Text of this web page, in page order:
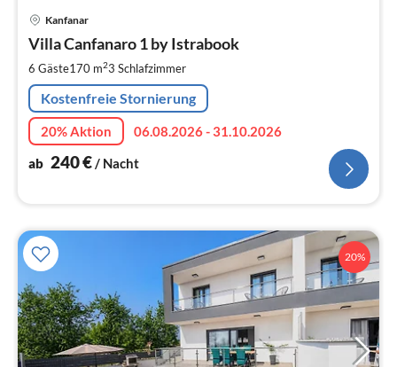
Kanfanar
Villa Canfanaro 1 by Istrabook
6 Gäste170 m23 Schlafzimmer
Kostenfreie Stornierung
20% Aktion
06.08.2026 - 31.10.2026
ab 240€/ Nacht
20%